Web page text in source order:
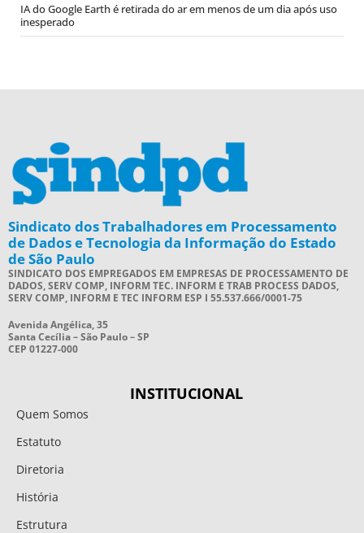
IA do Google Earth é retirada do ar em menos de um dia após uso
inesperado
Sindicato dos Trabalhadores em Processamento
de Dados e Tecnologia da Informação do Estado
de São Paulo
SINDICATO DOS EMPREGADOS EM EMPRESAS DE PROCESSAMENTO DE
DADOS, SERV COMP, INFORM TEC. INFORM E TRAB PROCESS DADOS,
SERV COMP, INFORM E TEC INFORM ESP I 55.537.666/0001-75
Avenida Angélica, 35
Santa Cecília – São Paulo – SP
CEP 01227-000
INSTITUCIONAL
Quem Somos
Estatuto
Diretoria
História
Estrutura